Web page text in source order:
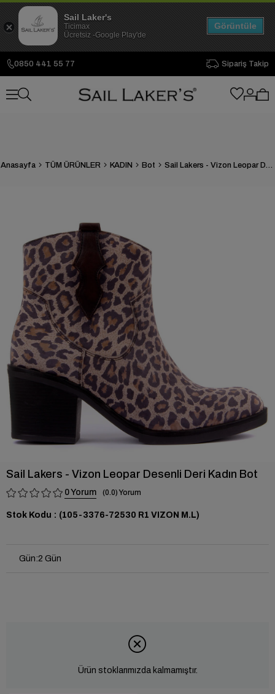
0850 441 55 77 Sipariş Takip
Anasayfa TÜM ÜRÜNLER KADIN Bot Sail Lakers - Vizon Leopar Desenli Deri Kadın Bot
Sail Lakers - Vizon Leopar Desenli Deri Kadın Bot
0 0.0
Stok Kodu (105-3376-72530 R1 VIZON M.L)
Gün:2 Gün
Ürün stoklarımızda kalmamıştır.
Sail Laker's
Ticimax
Ücretsiz -Google Play'de
Görüntüle